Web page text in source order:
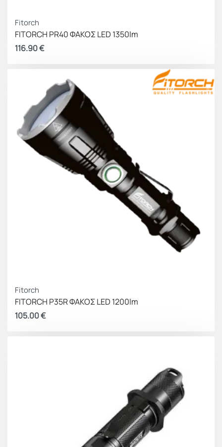
Fitorch
FITORCH PR40 ΦΑΚΟΣ LED 1350lm
116.90€
Fitorch
FITORCH P35R ΦΑΚΟΣ LED 1200lm
105.00€